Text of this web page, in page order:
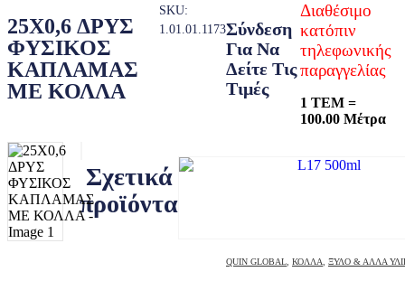
25X0,6 ΔΡΥΣ
ΦΥΣΙΚΟΣ
ΚΑΠΛΑΜΑΣ
ΜΕ ΚΟΛΛΑ
SKU:
1.01.01.1173Σύνδεση
Για Να
Δείτε Τις
Τιμές
Διαθέσιμο
κατόπιν
τηλεφωνικής
παραγγελίας
1 ΤΕΜ =
100.00 Μέτρα
Σχετικά
προϊόντα
QUIN GLOBAL, ΚΌΛΛΑ, ΞΎΛΟ & ΆΛΛΑ